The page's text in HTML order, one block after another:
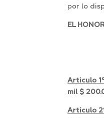
por lo
EL
Articulo
mil $
Articulo